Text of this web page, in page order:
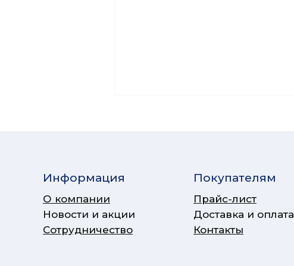
Информация
О компании
Новости и акции
Сотрудничество
Покупателям
Прайс-лист
Доставка и оплата
Контакты